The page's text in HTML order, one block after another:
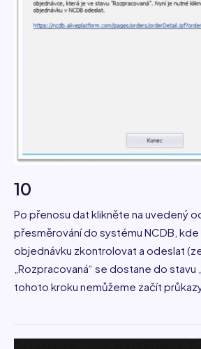
10
Po přenosu dat klikněte na uvedený
přesměrování do systému NCDB,
objednávku zkontrolovat a odeslat
„Rozpracovaná“ se dostane do stavu
tohoto kroku nemůžeme začít